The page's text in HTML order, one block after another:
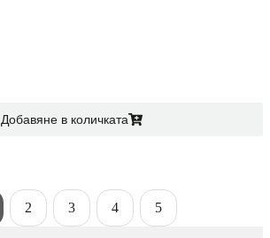
Добавяне в количката
2 3 4 5